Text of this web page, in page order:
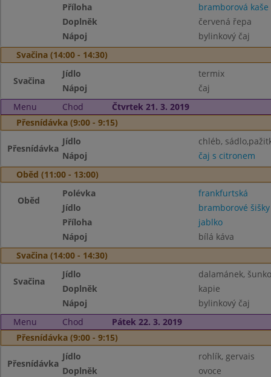
Příloha
bramborová kaše
Doplněk
červená řepa
Nápoj
bylinkový čaj
Svačina (14:00 - 14:30)
Svačina
Jídlo
termix
Nápoj
čaj
Menu
Chod
Čtvrtek 21. 3. 2019
Přesnídávka (9:00 - 9:15)
Přesnídávka
Jídlo
chléb,
Nápoj
čaj s citronem
Oběd (11:00 - 13:00)
Oběd
Polévka
frankfurtská
Jídlo
bramborové
Příloha
jablko
Nápoj
bílá káva
Svačina (14:00 - 14:30)
Svačina
Jídlo
dalamánek,
Doplněk
kapie
Nápoj
bylinkový čaj
Menu
Chod
Pátek 22. 3. 2019
Přesnídávka (9:00 - 9:15)
Přesnídávka
Jídlo
rohlík, gervais
Doplněk
ovoce